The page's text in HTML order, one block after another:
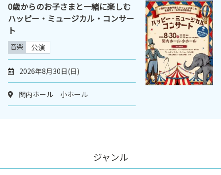
0歳からのお子さまと一緒に楽しむ
ハッピー・ミュージカル・コンサー
ト
音楽 公演
2026年8月30日(日)
関内ホール 小ホール
ジャンル